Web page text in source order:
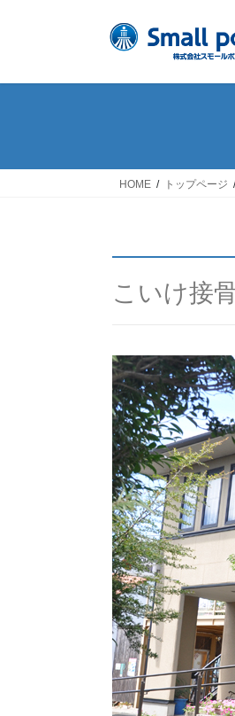
HOME トップページ
こいけ接